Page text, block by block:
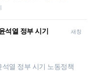
새창
석열 정부 시기
열 정부 시기 노동정책